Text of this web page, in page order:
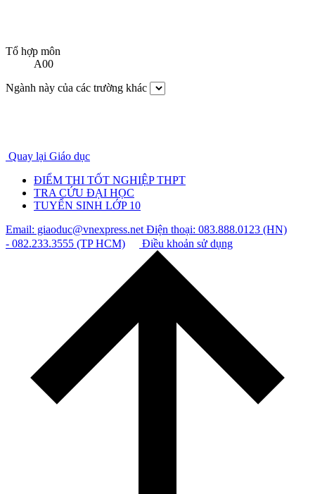
Tổ hợp môn
A00
Ngành này của các trường khác
Quay lại Giáo dục
ĐIỂM THI TỐT NGHIỆP THPT
TRA CỨU ĐẠI HỌC
TUYỂN SINH LỚP 10
Email: giaoduc@vnexpress.netĐiện thoại: 083.888.0123 (HN)
- 082.233.3555 (TP HCM)
Điều khoản sử dụng